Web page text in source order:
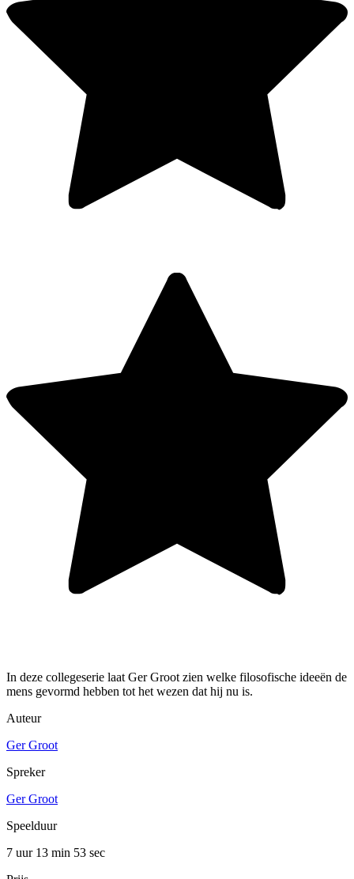
In deze collegeserie laat Ger Groot zien welke filosofische ideeën de
mens gevormd hebben tot het wezen dat hij nu is.
Auteur
Ger Groot
Spreker
Ger Groot
Speelduur
7 uur 13 min 53 sec